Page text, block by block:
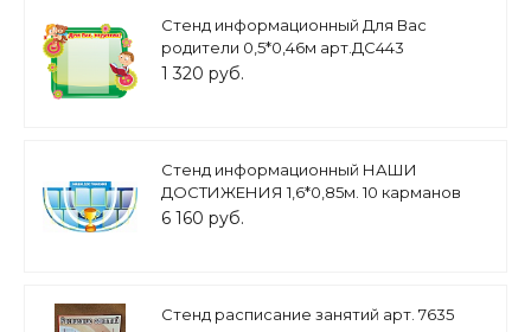
Стенд информационный Для Вас
родители 0,5*0,46м арт.ДС443
1 320 руб.
Стенд информационный НАШИ
ДОСТИЖЕНИЯ 1,6*0,85м. 10 карманов
фигурный арт. 2873
6 160 руб.
Стенд расписание занятий арт. 7635